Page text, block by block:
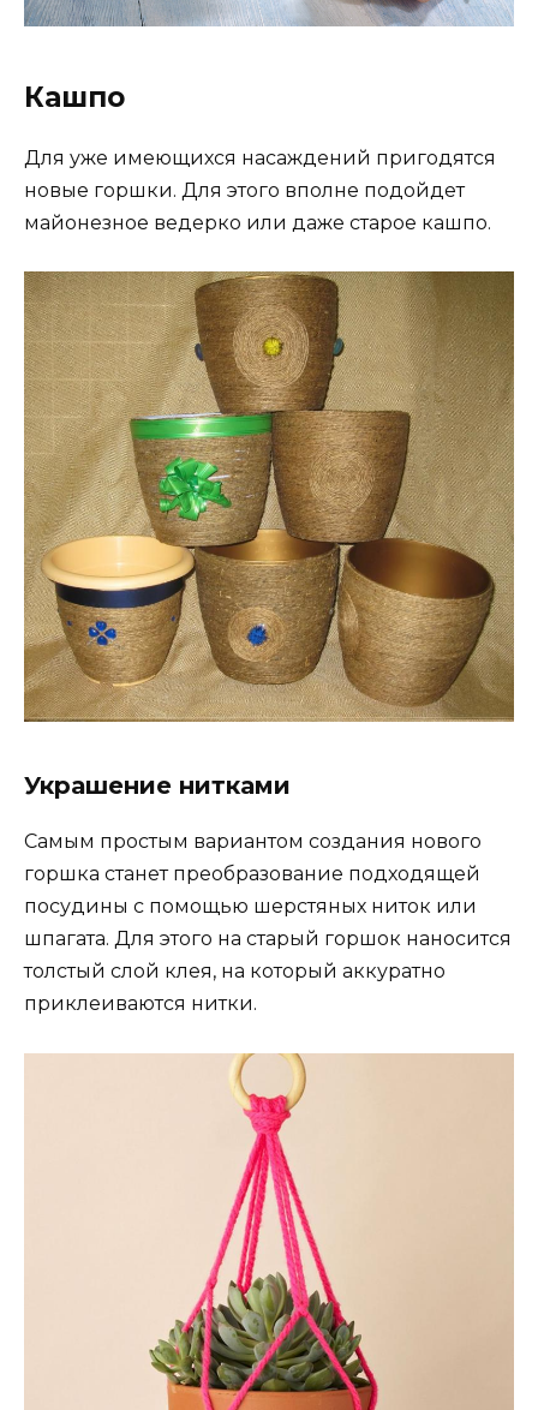
Кашпо
Для уже имеющихся насаждений пригодятся
новые горшки. Для этого вполне подойдет
майонезное ведерко или даже старое кашпо.
Украшение нитками
Самым простым вариантом создания нового
горшка станет преобразование подходящей
посудины с помощью шерстяных ниток или
шпагата. Для этого на старый горшок наносится
толстый слой клея, на который аккуратно
приклеиваются нитки.